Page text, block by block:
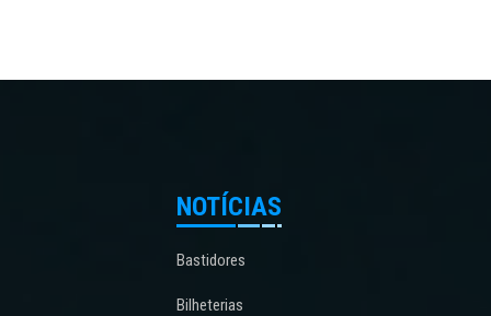
NOTÍCIAS
Bastidores
Bilheterias